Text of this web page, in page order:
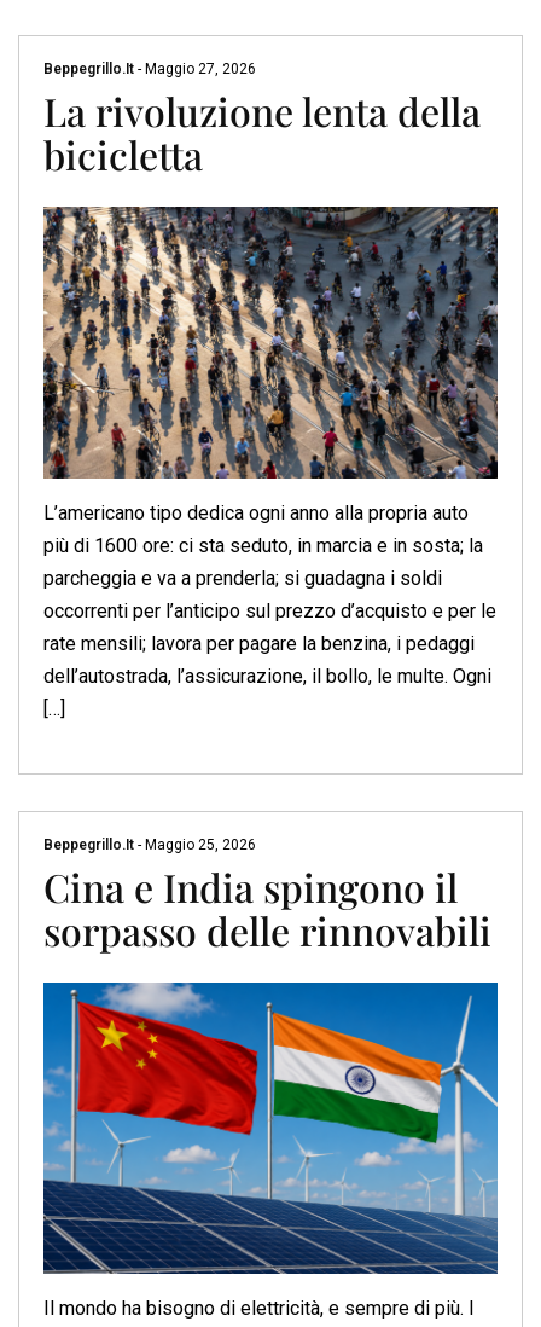
Beppegrillo.it - Maggio 27, 2026
La rivoluzione lenta della
bicicletta
L’americano tipo dedica ogni anno alla propria auto
più di 1600 ore: ci sta seduto, in marcia e in sosta; la
parcheggia e va a prenderla; si guadagna i soldi
occorrenti per l’anticipo sul prezzo d’acquisto e per le
rate mensili; lavora per pagare la benzina, i pedaggi
dell’autostrada, l’assicurazione, il bollo, le multe. Ogni
[…]
Beppegrillo.it - Maggio 25, 2026
Cina e India spingono il
sorpasso delle rinnovabili
Il mondo ha bisogno di elettricità, e sempre di più. I